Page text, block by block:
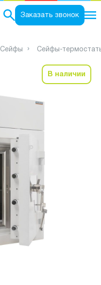
Заказать звонок
Сейфы Сейфы-
В наличии